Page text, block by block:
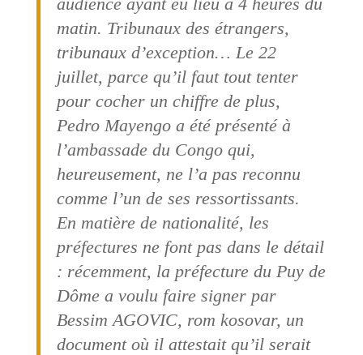
matin. Tribunaux des étrangers,
tribunaux d’exception… Le 22
juillet, parce qu’il faut tout tenter
pour cocher un chiffre de plus,
Pedro Mayengo a été présenté à
l’ambassade du Congo qui,
heureusement, ne l’a pas reconnu
comme l’un de ses ressortissants.
En matière de nationalité, les
préfectures ne font pas dans le détail
: récemment, la préfecture du Puy de
Dôme a voulu faire signer par
Bessim AGOVIC, rom kosovar, un
document où il attestait qu’il serait